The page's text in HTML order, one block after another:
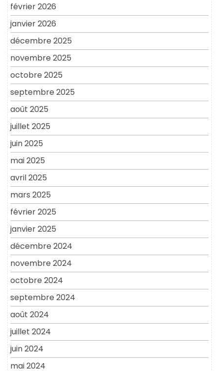
février 2026
janvier 2026
décembre 2025
novembre 2025
octobre 2025
septembre 2025
août 2025
juillet 2025
juin 2025
mai 2025
avril 2025
mars 2025
février 2025
janvier 2025
décembre 2024
novembre 2024
octobre 2024
septembre 2024
août 2024
juillet 2024
juin 2024
mai 2024